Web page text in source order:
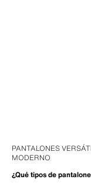
PANTALONES
MODERNO
¿Qué tipos de